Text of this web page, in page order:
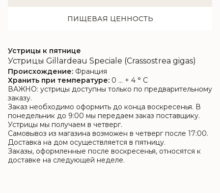
ПИЩЕВАЯ ЦЕННОСТЬ
Устрицы к пятнице
Устрицы Gillardeau Speciale (Crassostrea gigas)
Происхождение: Франция
Хранить при температуре: 0 ... + 4 ° C
ВАЖНО: устрицы доступны только по предварительному
заказу.
Заказ необходимо оформить до конца воскресенья. В
понедельник до 9:00 мы передаем заказ поставщику.
Устрицы мы получаем в четверг.
Самовывоз из магазина возможен в четверг после 17:00.
Доставка на дом осуществляется в пятницу.
Заказы, оформленные после воскресенья, относятся к
доставке на следующей неделе.